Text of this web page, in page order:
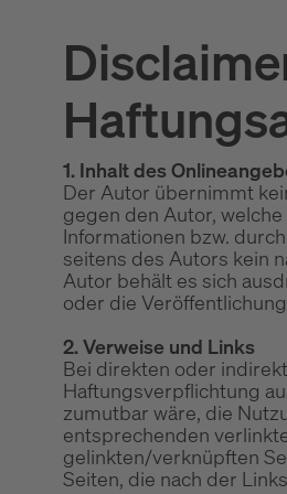
1. Inhalt des
Der Autor übernimmt
gegen den Autor,
Informationen bzw.
seitens des Autors kein
Autor behält es sich
oder die
2. Verweise und Links
Bei direkten oder
Haftungsverpflichtung
zumutbar wäre, die
entsprechenden
gelinkten/verknüpften
Seiten, die nach der